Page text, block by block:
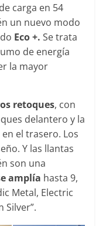
carga en 54
un nuevo modo
Eco +. Se trata
de energía
la mayor
retoques, con
delantero y la
el trasero. Los
Y las llantas
son una
amplía hasta 9,
Metal, Electric
Silver”.